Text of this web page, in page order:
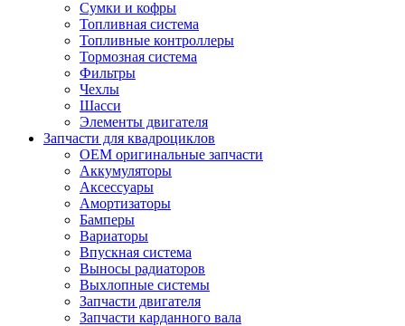
Сумки и кофры
Топливная система
Топливные контроллеры
Тормозная система
Фильтры
Чехлы
Шасси
Элементы двигателя
Запчасти для квадроциклов
OEM оригинальные запчасти
Аккумуляторы
Аксессуары
Амортизаторы
Бамперы
Вариаторы
Впускная система
Выносы радиаторов
Выхлопные системы
Запчасти двигателя
Запчасти карданного вала